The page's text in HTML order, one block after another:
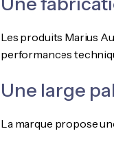
Les produits Marius
performances
Une large
La marque propose